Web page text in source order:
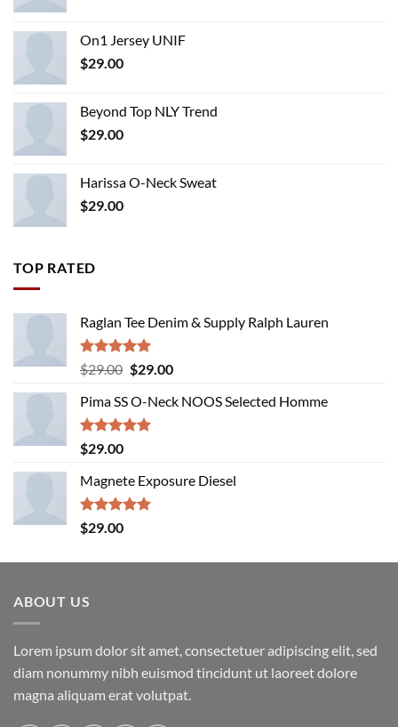
On1 Jersey UNIF
$29.00
Beyond Top NLY Trend
$29.00
Harissa O-Neck Sweat
$29.00
TOP RATED
Raglan Tee Denim & Supply Ralph Lauren
Rated5.00
out of 5
$29.00 Original
was:
$29.00.
$29.00Current
is:
Pima SS O-Neck NOOS Selected Homme
Rated5.00
out of 5
$29.00
Magnete Exposure Diesel
Rated5.00
out of 5
$29.00
ABOUT US
Lorem ipsum dolor sit amet, consectetuer adipiscing elit, sed
diam nonummy nibh euismod tincidunt ut laoreet dolore
magna aliquam erat volutpat.